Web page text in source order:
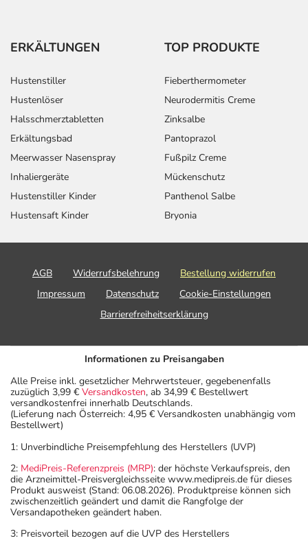
ERKÄLTUNGEN
Hustenstiller
Hustenlöser
Halsschmerztabletten
Erkältungsbad
Meerwasser Nasenspray
Inhaliergeräte
Hustenstiller Kinder
Hustensaft Kinder
TOP PRODUKTE
Fieberthermometer
Neurodermitis Creme
Zinksalbe
Pantoprazol
Fußpilz Creme
Mückenschutz
Panthenol Salbe
Bryonia
AGB Widerrufsbelehrung
Bestellung widerrufen
Impressum
Datenschutz
Cookie-Einstellungen
Barrierefreiheitserklärung
Informationen zu Preisangaben
Alle Preise inkl. gesetzlicher Mehrwertsteuer, gegebenenfalls
zuzüglich 3,99 € Versandkosten, ab 34,99 € Bestellwert
versandkostenfrei innerhalb Deutschlands.
(Lieferung nach Österreich: 4,95 € Versandkosten unabhängig vom
Bestellwert)
1: Unverbindliche Preisempfehlung des Herstellers (UVP)
2: MediPreis-Referenzpreis (MRP): der höchste Verkaufspreis, den
die Arzneimittel-Preisvergleichsseite www.medipreis.de für dieses
Produkt ausweist (Stand: 06.08.2026). Produktpreise können sich
zwischenzeitlich geändert und damit die Rangfolge der
Versandapotheken geändert haben.
3: Preisvorteil bezogen auf die UVP des Herstellers